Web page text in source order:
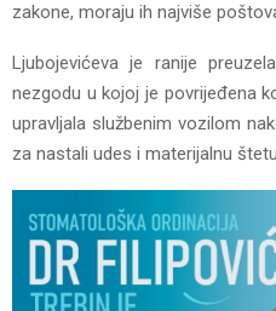
zakone, moraju ih najviše
Ljubojevićeva je ranije
nezgodu u kojoj je povrijeđena
upravljala službenim vozilom
za nastali udes i materijalnu